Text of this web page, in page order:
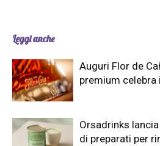
Leggi anche
Auguri Flor de
premium celebra
Orsadrinks
di preparati per